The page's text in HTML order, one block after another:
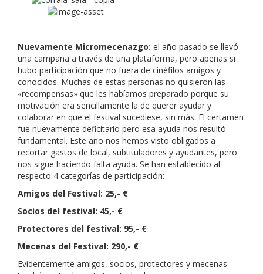
Nuevamente Micromecenazgo: el año pasado se llevó
una campaña a través de una plataforma, pero apenas si
hubo participación que no fuera de cinéfilos amigos y
conocidos. Muchas de estas personas no quisieron las
«recompensas» que les habíamos preparado porque su
motivación era sencillamente la de querer ayudar y
colaborar en que el festival sucediese, sin más. El certamen
fue nuevamente deficitario pero esa ayuda nos resultó
fundamental. Este año nos hemos visto obligados a
recortar gastos de local, subtituladores y ayudantes, pero
nos sigue haciendo falta ayuda. Se han establecido al
respecto 4 categorías de participación:
Amigos del Festival: 25,- €
Socios del festival: 45,- €
Protectores del festival: 95,- €
Mecenas del Festival: 290,- €
Evidentemente amigos, socios, protectores y mecenas